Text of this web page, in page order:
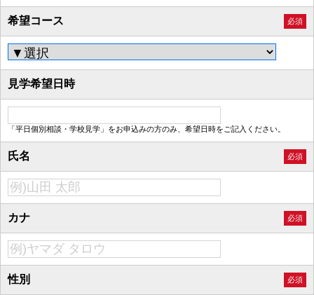
希望コース 必須
見学希望日時
「平日個別相談・学校見学」をお申込みの方のみ、希望日時をご記入ください。
氏名 必須
カナ 必須
性別 必須